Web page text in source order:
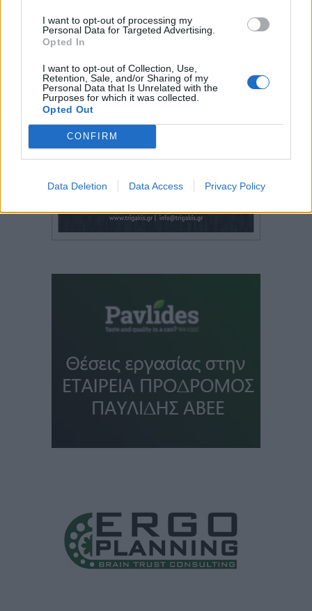
I want to opt-out of processing my
Personal Data for Targeted Advertising.
Opted In
I want to opt-out of Collection, Use,
Retention, Sale, and/or Sharing of my
Personal Data that Is Unrelated with the
Purposes for which it was collected.
Opted Out
CONFIRM
Data Deletion Data Access Privacy Policy